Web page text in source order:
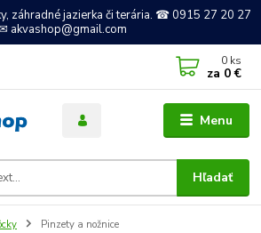
záhradné jazierka či terária. ☎ 0915 27 20 27
akvashop@gmail.com
Menu
Hľadať
0 ks
za 0 €
Pinzety a nožnice